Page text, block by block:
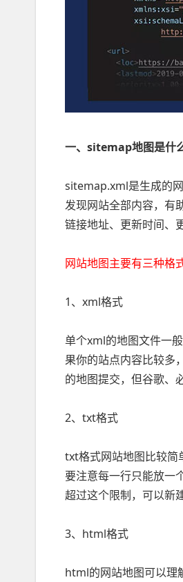
一、sitemap地图是什
sitemap.xml是生成的
发现网站全部内容，有
链接地址、更新时间、
网站地图主要有三种格式
1、xml格式
单个xml的地图文件一
果你的站点内容比较多
的地图提交，但谷歌、
2、txt格式
txt格式网站地图比较简
要注意每一行只能放一
超过这个限制，可以新
3、html格式
html的网站地图可以理